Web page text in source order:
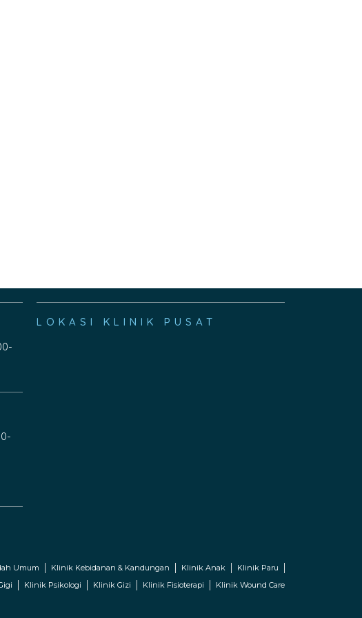
LOKASI KLINIK PUSAT
Umum Klinik Kebidanan & Kandungan Klinik Anak
Klinik Paru
Klinik Psikologi Klinik Gizi Klinik Fisioterapi Klinik Wound Care